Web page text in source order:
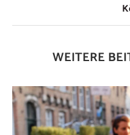
WEITERE